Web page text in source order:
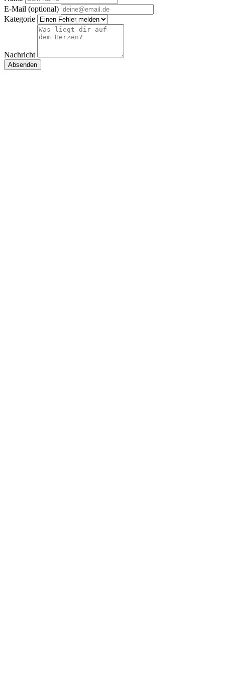
E-Mail (optional)
Kategorie
Nachricht
Absenden